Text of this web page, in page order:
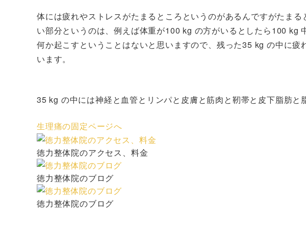
体には疲れやストレスがたまるところというのがあるんですがたま
い部分というのは、例えば体重が100 kg の方がいるとしたら100 kg
何か起こすということはないと思いますので、残った35 kg の中に疲
います。
35 kg の中には神経と血管とリンパと皮膚と筋肉と靭帯と皮下脂肪と
生理痛の固定ページへ
徳力整体院のアクセス、料金
徳力整体院のブログ
徳力整体院のブログ